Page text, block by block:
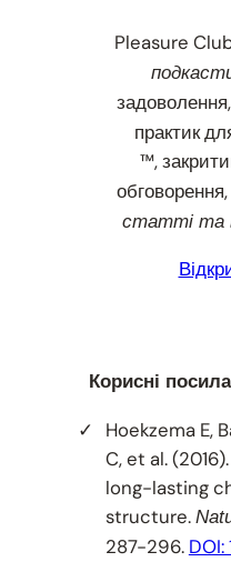
Pleasure
задоволення,
практик
™,
статті та
Корисні
Hoekzema E,
C, et al.
long-lasting
structure.
287-296.